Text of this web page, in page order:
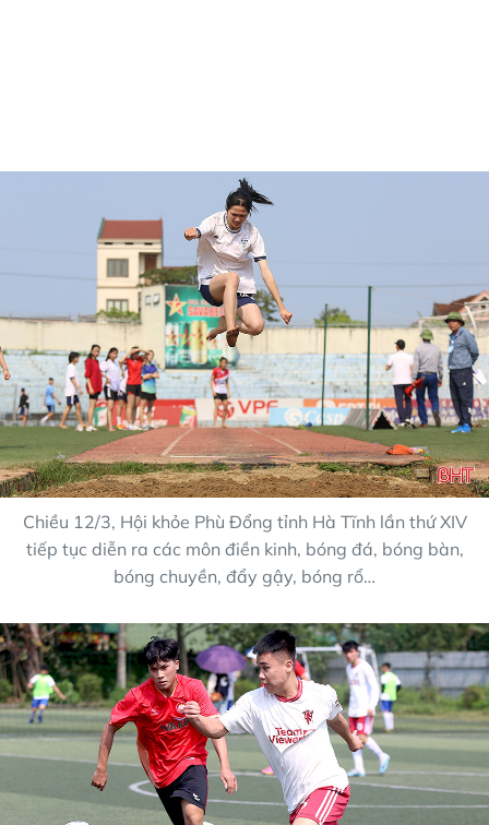
Chiều 12/3, Hội khỏe Phù Đổng tỉnh Hà Tĩnh lần thứ XIV
tiếp tục diễn ra các môn điền kinh, bóng đá, bóng bàn,
bóng chuyền, đẩy gậy, bóng rổ…